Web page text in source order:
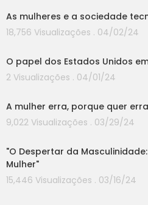
As mulheres e a sociedade
18,756 Visualizações . 04/02/24
O papel dos Estados Unidos
2 Visualizações . 04/01/24
A mulher erra, porque quer
9,022 Visualizações . 03/29/24
"O Despertar da
Mulher"
15,446 Visualizações . 03/16/24